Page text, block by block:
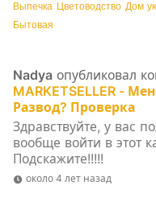
Выпечка Цветоводство Дом
Бытовая
Nadya опубликовал
MARKETSELLER -
Развод? Проверка
Здравствуйте, у вас
вообще войти в этот
Подскажите!!!!!
около 4 лет назад